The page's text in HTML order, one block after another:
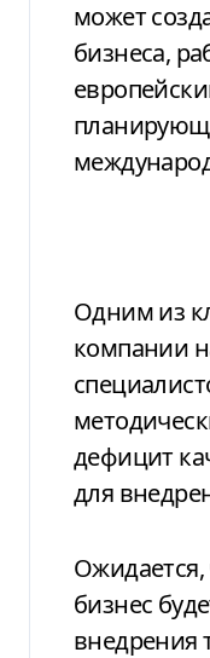
может
бизнеса,
Одним из
компании
дефицит
для
Ожидается,
бизнес
внедрения